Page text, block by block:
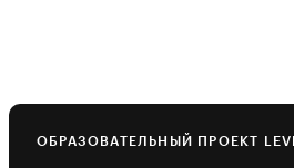
ОБРАЗОВАТЕЛЬНЫЙ ПРОЕКТ